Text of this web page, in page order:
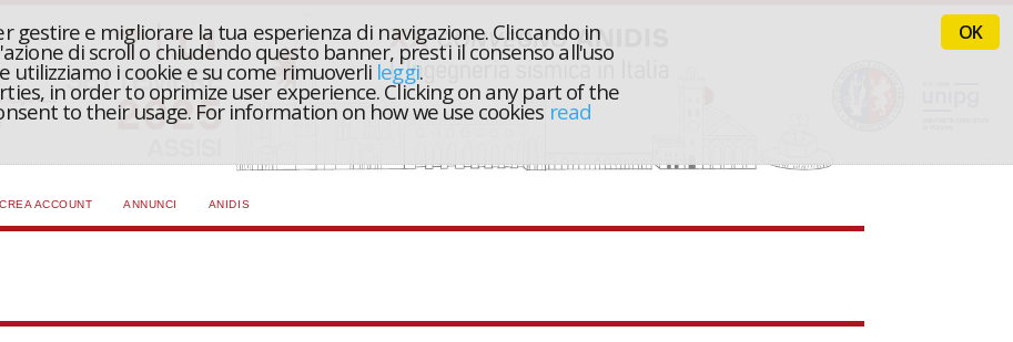
gestire e migliorare la tua esperienza di navigazione. Cliccando in
di scroll o chiudendo questo banner, presti il consenso all'uso
i cookie e su come rimuoverli leggi.
in order to oprimize user experience. Clicking on any part of the
to their usage. For information on how we use cookies read
OK
CREA ACCOUNT ANNUNCI ANIDIS